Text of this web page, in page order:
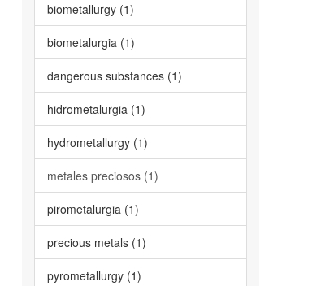
biometallurgy (1)
biometalurgia (1)
dangerous substances (1)
hidrometalurgia (1)
hydrometallurgy (1)
metales preciosos (1)
pirometalurgia (1)
precious metals (1)
pyrometallurgy (1)